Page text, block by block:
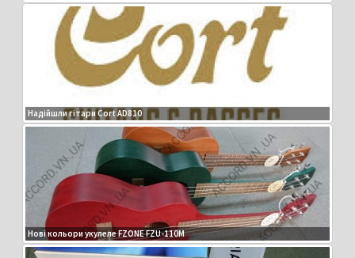
Надійшли гітари Cort AD810
Нові кольори укулеле FZONE FZU-110M